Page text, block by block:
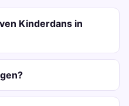
Kinderdans in